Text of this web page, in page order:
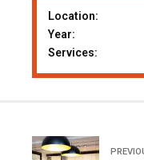
Location:
Year:
Services: